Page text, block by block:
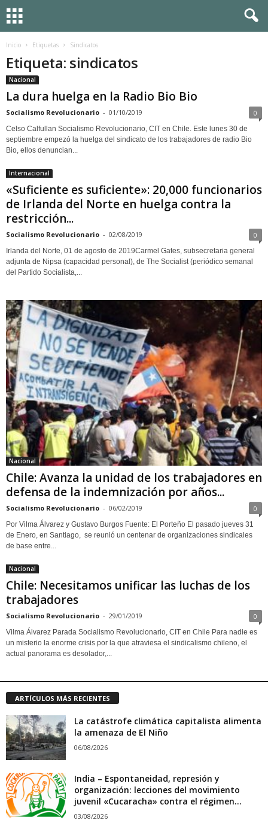
Inicio Etiquetas Sindicatos
Etiqueta: sindicatos
Nacional
La dura huelga en la Radio Bio Bio
Socialismo Revolucionario - 01/10/2019 0
Celso Calfullan Socialismo Revolucionario, CIT en Chile. Este lunes 30 de
septiembre empezó la huelga del sindicato de los trabajadores de radio Bio
Bio, ellos denuncian...
Internacional
«Suficiente es suficiente»: 20,000 funcionarios
de Irlanda del Norte en huelga contra la
restricción...
Socialismo Revolucionario - 02/08/2019 0
Irlanda del Norte, 01 de agosto de 2019Carmel Gates, subsecretaria general
adjunta de Nipsa (capacidad personal), de The Socialist (periódico semanal
del Partido Socialista,...
Nacional
Chile: Avanza la unidad de los trabajadores en
defensa de la indemnización por años...
Socialismo Revolucionario - 06/02/2019 0
Por Vilma Álvarez y Gustavo Burgos Fuente: El Porteño El pasado jueves 31
de Enero, en Santiago, se reunió un centenar de organizaciones sindicales
de base entre...
Nacional
Chile: Necesitamos unificar las luchas de los
trabajadores
Socialismo Revolucionario - 29/01/2019 0
Vilma Álvarez Parada Socialismo Revolucionario, CIT en Chile Para nadie es
un misterio la enorme crisis por la que atraviesa el sindicalismo chileno, el
actual panorama es desolador,...
ARTÍCULOS MÁS RECIENTES
La catástrofe climática capitalista alimenta
la amenaza de El Niño
06/08/2026
India – Espontaneidad, represión y
organización: lecciones del movimiento
juvenil «Cucaracha» contra el régimen...
03/08/2026